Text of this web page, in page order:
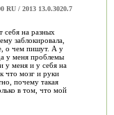
RU / 2013 13.0.3020.7
себя на разных
заблокировала,
о чем пишут. А у
у меня проблемы
у меня и у себя на
что мозг и руки
почему такая
в том, что мой